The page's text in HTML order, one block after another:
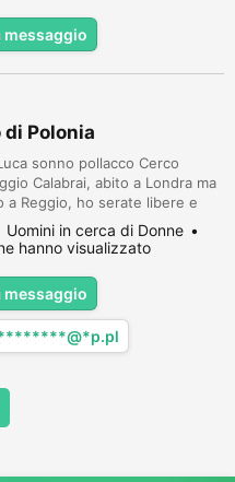
messaggio
di Polonia
sonno pollacco Cerco
Calabrai, abito a Londra ma
a Reggio, ho serate libere e
con cui trascorrerle, ho 43
divorziata
Uomini in cerca di Donne
hanno visualizzato
messaggio